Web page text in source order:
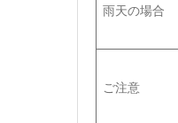
雨天の場合
ご注意